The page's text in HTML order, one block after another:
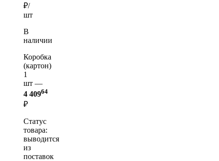
₽/
шт
В
наличии
Коробка
(картон)
1
шт —
4 40964
₽
Статус
товара:
выводится
из
поставок